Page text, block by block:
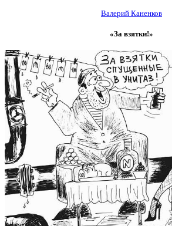
Валерий Каненков
«За взятки!»